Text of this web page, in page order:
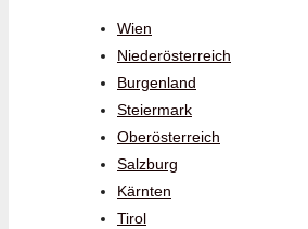
Wien
Niederösterreich
Burgenland
Steiermark
Oberösterreich
Salzburg
Kärnten
Tirol